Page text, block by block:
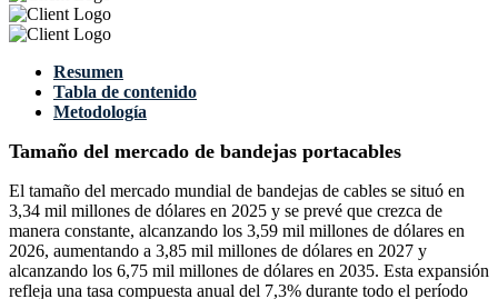
Resumen
Tabla de contenido
Metodología
Tamaño del mercado de bandejas portacables
El tamaño del mercado mundial de bandejas de cables se situó en
3,34 mil millones de dólares en 2025 y se prevé que crezca de
manera constante, alcanzando los 3,59 mil millones de dólares en
2026, aumentando a 3,85 mil millones de dólares en 2027 y
alcanzando los 6,75 mil millones de dólares en 2035. Esta expansión
refleja una tasa compuesta anual del 7,3% durante todo el período